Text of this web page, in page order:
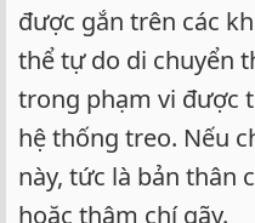
được gắn trên các
thể tự do di chuyển
trong phạm vi được
hệ thống treo. Nếu
này, tức là bản thân
hoặc thậm chí gãy.